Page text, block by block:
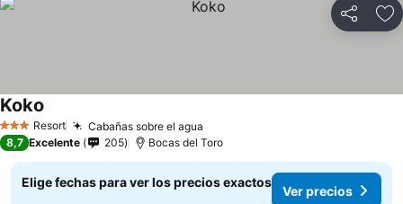
Compartir
3 EstrellasResort Cabañas sobre el agua
Koko
8,7 Excelente 205 Bocas del Toro
Elige fechas para ver los precios exactos
Ver precios